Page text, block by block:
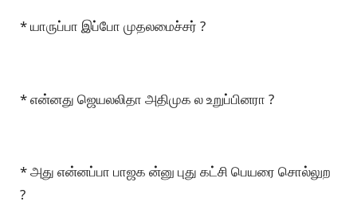
* யாருப்பா இப்போ முதலமைச்சர் ?
* என்னது ஜெயலலிதா அதிமுக ல உறுப்பினரா ?
* அது என்னப்பா பாஜக ன்னு புது கட்சி பெயரை சொல்லுற
?